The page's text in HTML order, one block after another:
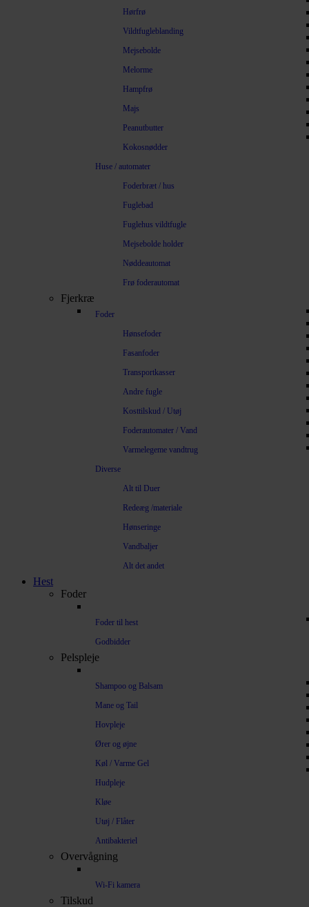
Hørfrø
Vildtfugleblanding
Mejsebolde
Melorme
Hampfrø
Majs
Peanutbutter
Kokosnødder
Huse / automater
Foderbræt / hus
Fuglebad
Fuglehus vildtfugle
Mejsebolde holder
Nøddeautomat
Frø foderautomat
Fjerkræ
Foder
Hønsefoder
Fasanfoder
Transportkasser
Andre fugle
Kosttilskud / Utøj
Foderautomater / Vand
Varmelegeme vandtrug
Diverse
Alt til Duer
Redeæg /materiale
Hønseringe
Vandbaljer
Alt det andet
Hest
Foder
Foder til hest
Godbidder
Pelspleje
Shampoo og Balsam
Mane og Tail
Hovpleje
Ører og øjne
Køl / Varme Gel
Hudpleje
Kløe
Utøj / Flåter
Antibakteriel
Overvågning
Wi-Fi kamera
Tilskud